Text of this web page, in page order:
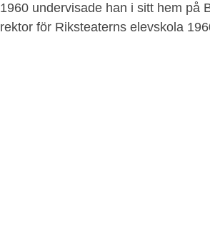
1960 undervisade han i sitt hem på
rektor för Riksteaterns elevskola